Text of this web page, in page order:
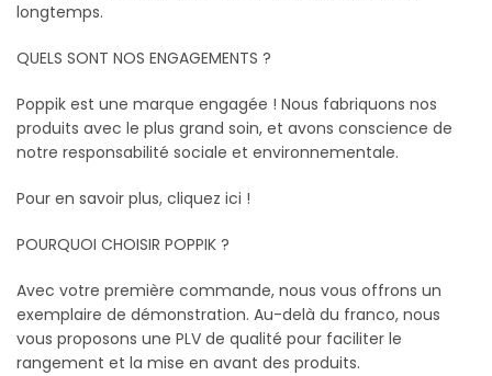
longtemps.
QUELS SONT NOS ENGAGEMENTS ?
Poppik est une marque engagée ! Nous fabriquons nos
produits avec le plus grand soin, et avons conscience de
notre responsabilité sociale et environnementale.
Pour en savoir plus, cliquez ici !
POURQUOI CHOISIR POPPIK ?
Avec votre première commande, nous vous offrons un
exemplaire de démonstration. Au-delà du franco, nous
vous proposons une PLV de qualité pour faciliter le
rangement et la mise en avant des produits.